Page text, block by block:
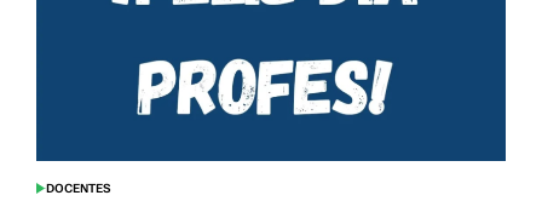
POSTED
DOCENTES